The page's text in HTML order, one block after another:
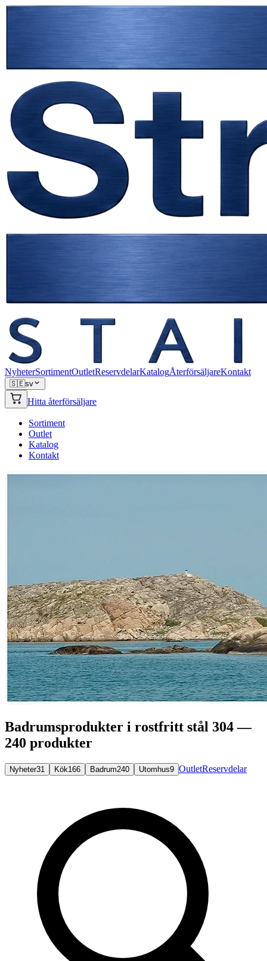
NyheterSortimentOutletReservdelarKatalogÅterförsäljareKontakt
🇸🇪sv
Hitta återförsäljare
Sortiment
Outlet
Katalog
Kontakt
Badrumsprodukter i rostfritt stål 304 —
240 produkter
Nyheter31 Kök166 Badrum240 Utomhus9 OutletReservdelar